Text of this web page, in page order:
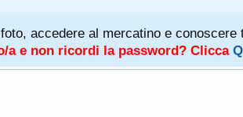
accedere al mercatino e conoscere
a e non ricordi la password? Clicca